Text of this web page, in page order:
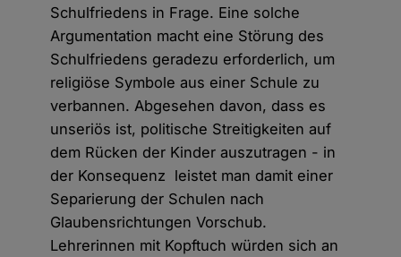
Schulfriedens in Frage. Eine solche
Argumentation macht eine Störung des
Schulfriedens geradezu erforderlich, um
religiöse Symbole aus einer Schule zu
verbannen. Abgesehen davon, dass es
unseriös ist, politische Streitigkeiten auf
dem Rücken der Kinder auszutragen - in
der Konsequenz leistet man damit einer
Separierung der Schulen nach
Glaubensrichtungen Vorschub.
Lehrerinnen mit Kopftuch würden sich an